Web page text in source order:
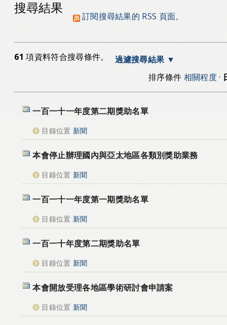
搜尋結果
訂閱搜尋結果的 RSS 頁面。
61 項資料符合搜尋條件。
過濾搜尋結果
排序條件 相關程度·
一百一十一年度第二期獎助名單
目錄位置 新聞
本會停止辦理國內與亞太地區各類別獎助業務
目錄位置 新聞
一百一十一年度第一期獎助名單
目錄位置 新聞
一百一十年度第二期獎助名單
目錄位置 新聞
本會開放受理各地區學術研討會申請案
目錄位置 新聞